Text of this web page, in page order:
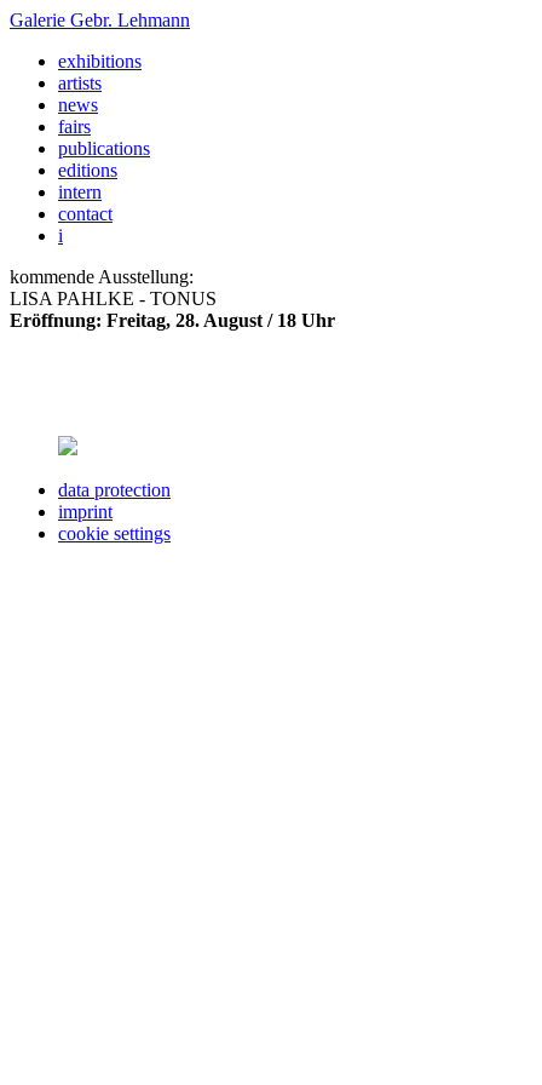
Galerie Gebr. Lehmann
exhibitions
artists
news
fairs
publications
editions
intern
contact
i
kommende Ausstellung:
LISA PAHLKE - TONUS
Eröffnung: Freitag, 28. August / 18 Uhr
data protection
imprint
cookie settings